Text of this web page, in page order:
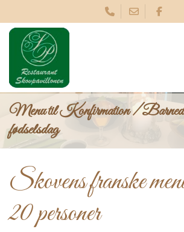
to
main
content
Menu til Konfirmation /
fødselsdag
Skovens franske
20 personer